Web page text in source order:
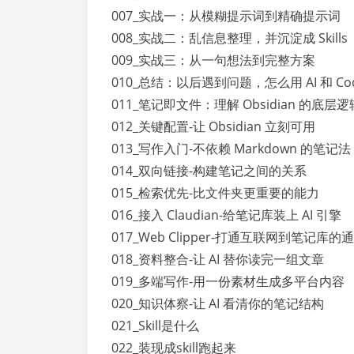
007_实战一：从模糊提示词到精确提示词
008_实战二：乱信息整理，并沉淀成 Skills
009_实战三：从一句想法到完整方案
010_总结：以后遇到问题，怎么用 AI 和
011_笔记即文件：理解 Obsidian 的底层逻
012_关键配置-让 Obsidian 立刻可用
013_写作入门-不依赖 Markdown 的笔记法
014_双向链接-构建笔记之间的关系
015_检索优先-比文件夹更重要的能力
016_接入 Claudian-给笔记库装上 AI 引擎
017_Web Clipper-打通互联网到笔记库的
018_资料整合-让 AI 替你读完一组文章
019_多端写作-用一份素材生成多平台内容
020_知识体察-让 AI 看清你的笔记结构
021_Skill是什么
022_装现成skill跑起来